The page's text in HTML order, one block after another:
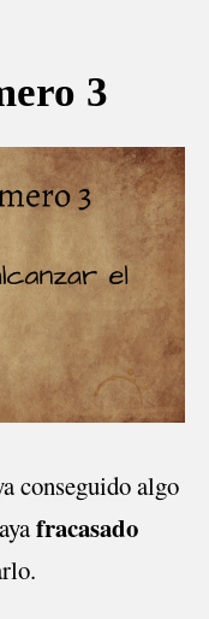
3
conseguido algo
fracasado